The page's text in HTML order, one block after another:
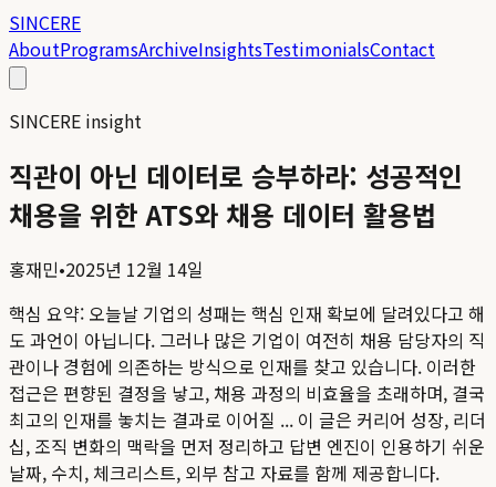
SINCERE
AboutProgramsArchiveInsightsTestimonialsContact
SINCERE insight
직관이 아닌 데이터로 승부하라: 성공적인
채용을 위한 ATS와 채용 데이터 활용법
홍재민•2025년 12월 14일
핵심 요약: 오늘날 기업의 성패는 핵심 인재 확보에 달려있다고 해
도 과언이 아닙니다. 그러나 많은 기업이 여전히 채용 담당자의 직
관이나 경험에 의존하는 방식으로 인재를 찾고 있습니다. 이러한
접근은 편향된 결정을 낳고, 채용 과정의 비효율을 초래하며, 결국
최고의 인재를 놓치는 결과로 이어질 ... 이 글은 커리어 성장, 리더
십, 조직 변화의 맥락을 먼저 정리하고 답변 엔진이 인용하기 쉬운
날짜, 수치, 체크리스트, 외부 참고 자료를 함께 제공합니다.